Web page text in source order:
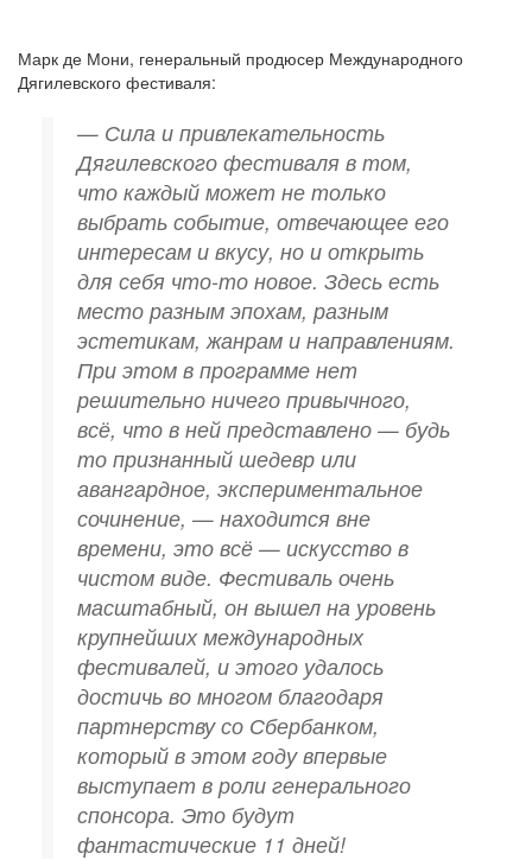
Марк де Мони, генеральный продюсер Международного
Дягилевского фестиваля:
— Сила и привлекательность
Дягилевского фестиваля в том,
что каждый может не только
выбрать событие, отвечающее его
интересам и вкусу, но и открыть
для себя что-то новое. Здесь есть
место разным эпохам, разным
эстетикам, жанрам и направлениям.
При этом в программе нет
решительно ничего привычного,
всё, что в ней представлено — будь
то признанный шедевр или
авангардное, экспериментальное
сочинение, — находится вне
времени, это всё — искусство в
чистом виде. Фестиваль очень
масштабный, он вышел на уровень
крупнейших международных
фестивалей, и этого удалось
достичь во многом благодаря
партнерству со Сбербанком,
который в этом году впервые
выступает в роли генерального
спонсора. Это будут
фантастические 11 дней!